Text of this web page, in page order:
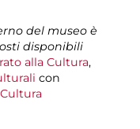
del museo è
disponibili
alla Cultura,
con